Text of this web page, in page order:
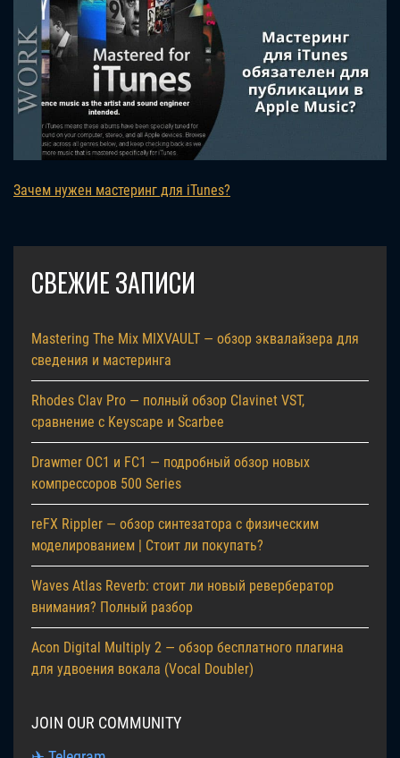
Зачем нужен мастеринг для iTunes?
СВЕЖИЕ ЗАПИСИ
Mastering The Mix MIXVAULT — обзор эквалайзера для
сведения и мастеринга
Rhodes Clav Pro — полный обзор Clavinet VST,
сравнение с Keyscape и Scarbee
Drawmer OC1 и FC1 — подробный обзор новых
компрессоров 500 Series
reFX Rippler — обзор синтезатора с физическим
моделированием | Стоит ли покупать?
Waves Atlas Reverb: стоит ли новый ревербератор
внимания? Полный разбор
Acon Digital Multiply 2 — обзор бесплатного плагина
для удвоения вокала (Vocal Doubler)
JOIN OUR COMMUNITY